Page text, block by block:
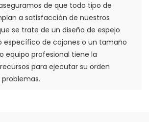
de que todo tipo de
a satisfacción de nuestros
se trate de un diseño de espejo
específico de cajones o un tamaño
equipo profesional tiene la
para ejecutar su orden